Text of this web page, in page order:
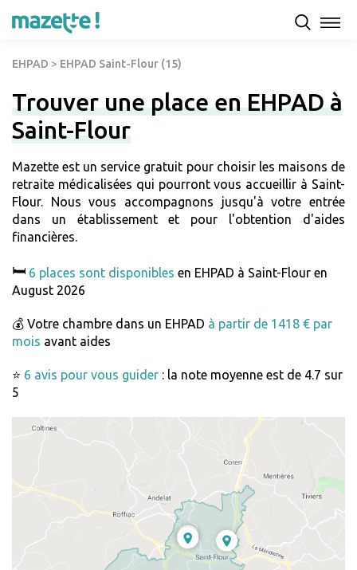
EHPAD > EHPAD Saint-Flour (15)
Trouver une place en EHPAD à
Saint-Flour
Mazette est un service gratuit pour choisir les maisons de
retraite médicalisées qui pourront vous accueillir à Saint-
Flour. Nous vous accompagnons jusqu'à votre entrée
dans un établissement et pour l'obtention d'aides
financières.
🛏️ 6 places sont disponibles en EHPAD à Saint-Flour en
August 2026
💰 Votre chambre dans un EHPAD à partir de 1418 € par
mois avant aides
⭐ 6 avis pour vous guider : la note moyenne est de 4.7 sur
5